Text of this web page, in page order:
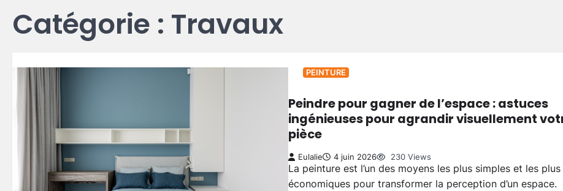
Catégorie : Travaux
PEINTURE
Peindre pour gagner de l’espace : astuces
ingénieuses pour agrandir visuellement
pièce
Eulalie 4 juin 2026 230 Views
La peinture est l’un des moyens les plus simples et les plus
économiques pour transformer la perception d’un espace.